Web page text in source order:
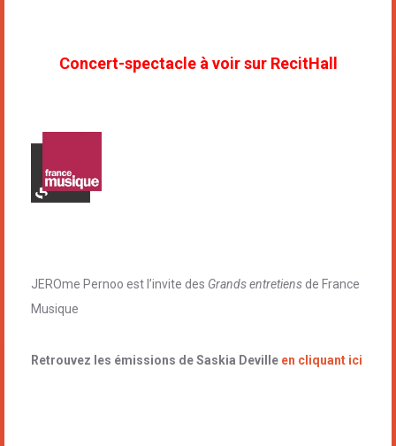
Concert-spectacle à voir sur RecitHall
JEROme Pernoo est l’invite des Grands entretiens de France
Musique
Retrouvez les émissions de Saskia Deville en cliquant ici